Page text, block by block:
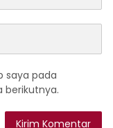
saya pada
berikutnya.